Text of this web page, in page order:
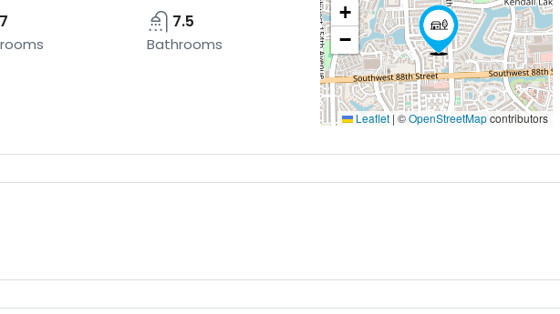
7 7.5
Bathrooms
+
−
Leaflet | ©OpenStreetMapcontributors